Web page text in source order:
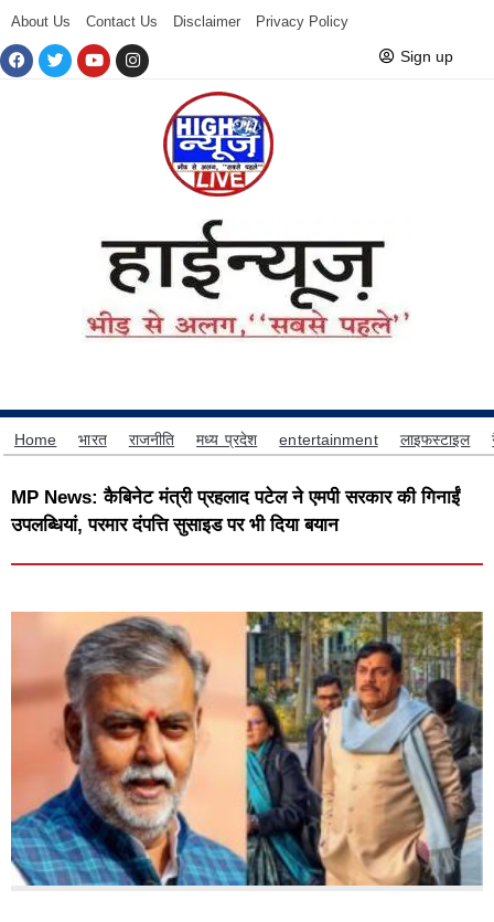
About Us Contact Us Disclaimer Privacy Policy
Sign up
Home भारत राजनीति मध्य प्रदेश entertainment लाइफस्टाइल
MP News: कैबिनेट मंत्री प्रहलाद पटेल ने एमपी सरकार की गिनाईं
उपलब्धियां, परमार दंपत्ति सुसाइड पर भी दिया बयान